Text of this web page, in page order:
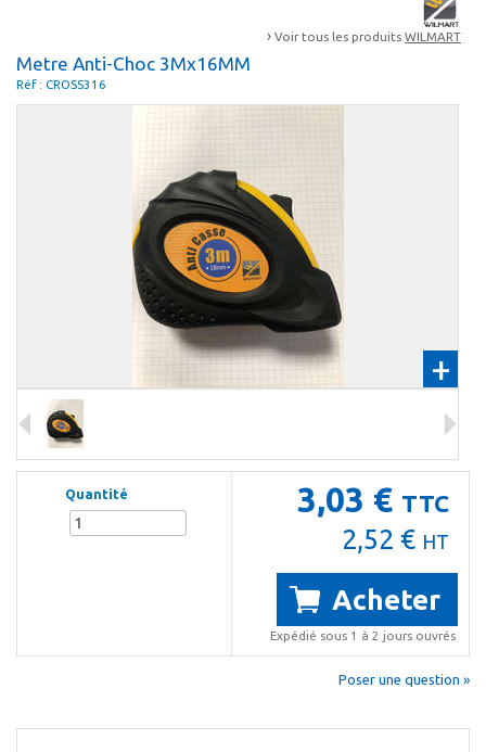
› Voir tous les produits WILMART
Metre Anti-Choc 3Mx16MM
Réf : CROSS316
+
3,03 € TTC
2,52 € HT
Acheter
Expédié sous 1 à 2 jours ouvrés
Quantité
Poser une question »